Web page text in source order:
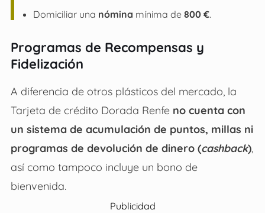
Domiciliar una nómina mínima de 800 €.
Programas de Recompensas y
Fidelización
A diferencia de otros plásticos del mercado, la
Tarjeta de crédito Dorada Renfe no cuenta con
un sistema de acumulación de puntos, millas ni
programas de devolución de dinero (cashback),
así como tampoco incluye un bono de
bienvenida.
Publicidad